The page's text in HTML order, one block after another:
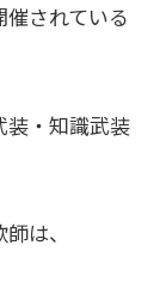
されている
装・知識武装
は、